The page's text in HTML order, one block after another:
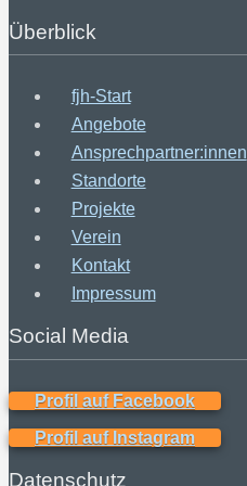
Überblick
fjh-Start
Angebote
Ansprechpartner:innen
Standorte
Projekte
Verein
Kontakt
Impressum
Social Media
Profil auf Facebook
Profil auf Instagram
Datenschutz